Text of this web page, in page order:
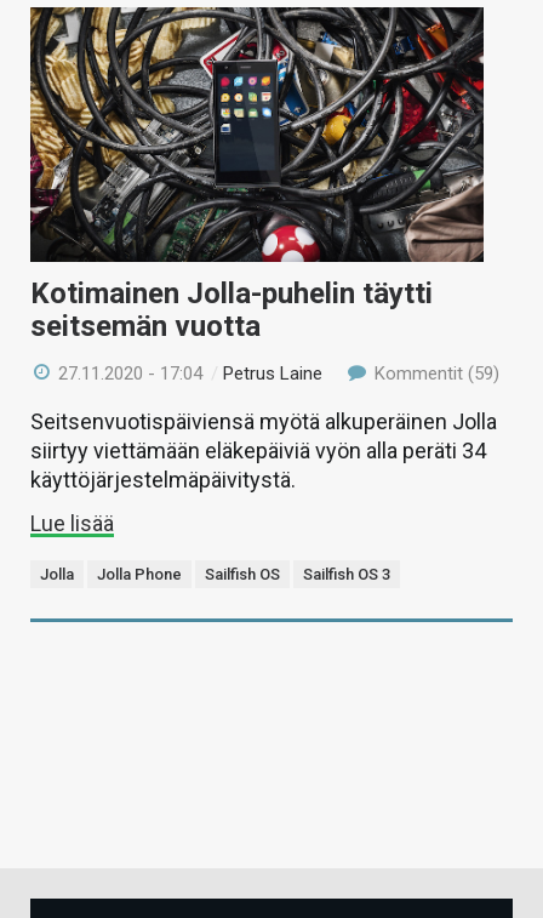
Kotimainen Jolla-puhelin täytti
seitsemän vuotta
27.11.2020 - 17:04 /Petrus Laine Kommentit (59)
Seitsenvuotispäiviensä myötä alkuperäinen Jolla
siirtyy viettämään eläkepäiviä vyön alla peräti 34
käyttöjärjestelmäpäivitystä.
Lue lisää
Jolla Jolla Phone Sailfish OS Sailfish OS 3